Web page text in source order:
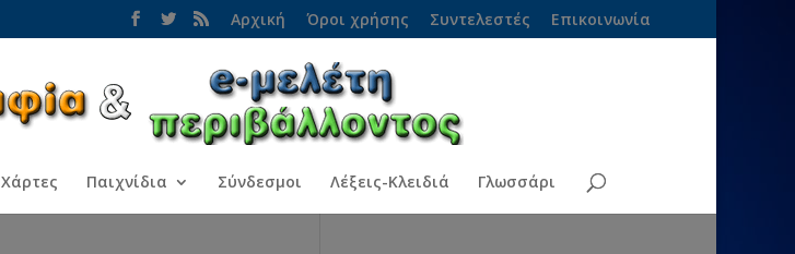
Αρχική Όροι χρήσης Συντελεστές Επικοινωνία
Χάρτες Παιχνίδια Σύνδεσμοι Λέξεις-Κλειδιά Γλωσσάρι